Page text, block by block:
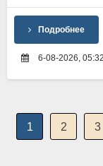
Подробнее
6-08-2026, 05:32
1 2 3